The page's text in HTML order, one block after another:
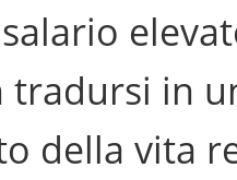
in
della vita